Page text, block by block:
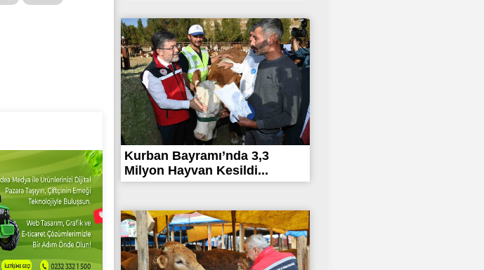
Kurban Bayramı’nda 3,3
Milyon Hayvan Kesildi...